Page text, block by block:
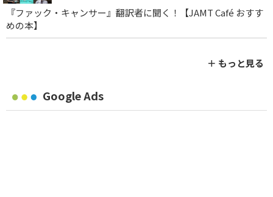
『ファック・キャンサー』翻訳者に聞く！【JAMT Café おすす
めの本】
＋ もっと見る
Google Ads